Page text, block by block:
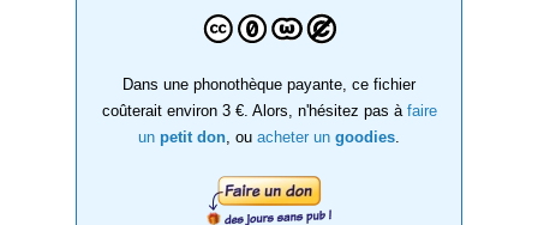
Dans une phonothèque payante, ce fichier
coûterait environ 3 €. Alors, n'hésitez pas à faire
un petit don , ou acheter un goodies